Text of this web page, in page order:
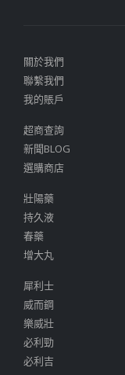
關於我們
聯繫我們
我的賬戶
超商查詢
新聞BLOG
選購商店
壯陽藥
持久液
春藥
增大丸
犀利士
威而鋼
樂威壯
必利勁
必利吉